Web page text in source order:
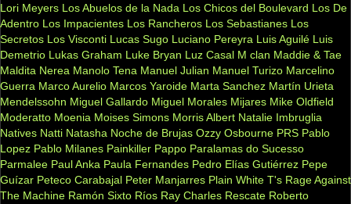
Lori Meyers Los Abuelos de la Nada Los Chicos del Boulevard Los De
Adentro Los Impacientes Los Rancheros Los Sebastianes Los
Secretos Los Visconti Lucas Sugo Luciano Pereyra Luis Aguilé Luis
Demetrio Lukas Graham Luke Bryan Luz Casal M clan Maddie & Tae
Maldita Nerea Manolo Tena Manuel Julian Manuel Turizo Marcelino
Guerra Marco Aurelio Marcos Yaroide Marta Sanchez Martín Urieta
Mendelssohn Miguel Gallardo Miguel Morales Mijares Mike Oldfield
Moderatto Moenia Moises Simons Morris Albert Natalie Imbruglia
Natives Natti Natasha Noche de Brujas Ozzy Osbourne PRS Pablo
Lopez Pablo Milanes Painkiller Pappo Paralamas do Sucesso
Parmalee Paul Anka Paula Fernandes Pedro Elías Gutiérrez Pepe
Guízar Peteco Carabajal Peter Manjarres Plain White T's Rage Against
The Machine Ramón Sixto Ríos Ray Charles Rescate Roberto